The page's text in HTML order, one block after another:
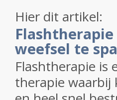
Hier dit artikel:
weefsel te
Flashtherapie is
therapie waarbij